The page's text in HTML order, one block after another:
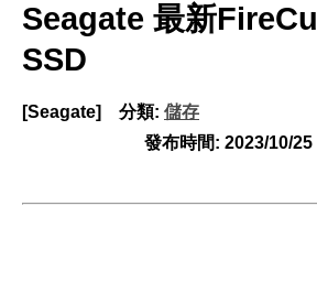
Seagate 最新
SSD
[Seagate] 分類: 儲存
發布時間: 2023/10/25